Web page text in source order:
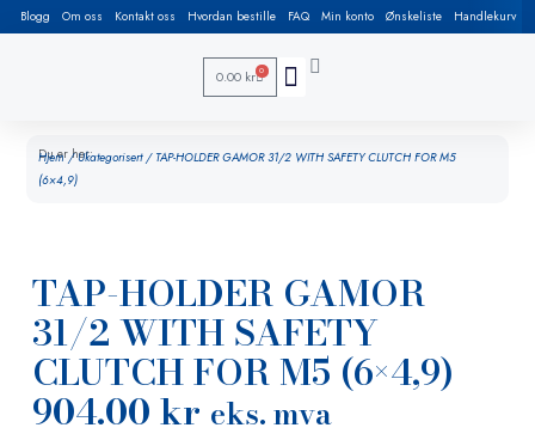
Blogg Om oss Kontakt oss Hvordan bestille FAQ Min konto Ønskeliste Handlekurv
0.00 kr 0
Du er her:
Hjem/Ukategorisert/ TAP-HOLDER GAMOR 31/2 WITH SAFETY CLUTCH FOR M5
(6×4,9)
TAP-HOLDER GAMOR
31/2 WITH SAFETY
CLUTCH FOR M5 (6×4,9)
904.00kr eks. mva